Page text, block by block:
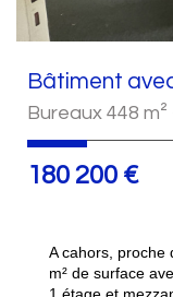
Bâtiment
Bureaux 448
180 200 €
A cahors, proche
m² de surface
1 étage et